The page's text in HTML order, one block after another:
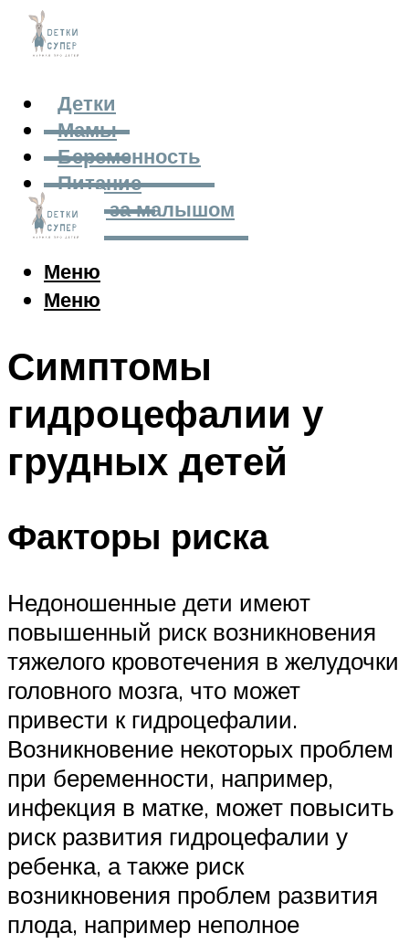
Детки
Мамы
Беременность
Питание
Уход за малышом
Меню
Меню
Симптомы
гидроцефалии у
грудных детей
Факторы риска
Недоношенные дети имеют
повышенный риск возникновения
тяжелого кровотечения в желудочки
головного мозга, что может
привести к гидроцефалии.
Возникновение некоторых проблем
при беременности, например,
инфекция в матке, может повысить
риск развития гидроцефалии у
ребенка, а также риск
возникновения проблем развития
плода, например неполное